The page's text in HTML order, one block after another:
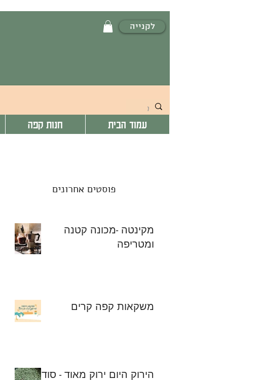
לקנייה
עמוד הבית חנות קפה
פוסטים אחרונים
מקינטה -מכונה קטנה
ומטריפה
משקאות קפה קרים
הירוק היום ירוק מאוד - סוד